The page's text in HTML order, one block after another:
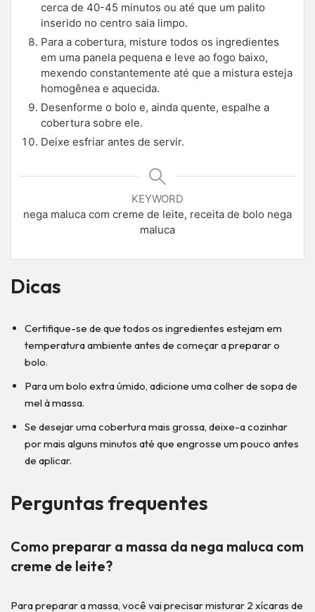
cerca de 40-45 minutos ou até que um palito
inserido no centro saia limpo.
Para a cobertura, misture todos os ingredientes
em uma panela pequena e leve ao fogo baixo,
mexendo constantemente até que a mistura esteja
homogênea e aquecida.
Desenforme o bolo e, ainda quente, espalhe a
cobertura sobre ele.
Deixe esfriar antes de servir.
KEYWORD
nega maluca com creme de leite, receita de bolo nega
maluca
Dicas
Certifique-se de que todos os ingredientes estejam em
temperatura ambiente antes de começar a preparar o
bolo.
Para um bolo extra úmido, adicione uma colher de sopa de
mel à massa.
Se desejar uma cobertura mais grossa, deixe-a cozinhar
por mais alguns minutos até que engrosse um pouco antes
de aplicar.
Perguntas frequentes
Como preparar a massa da nega maluca com
creme de leite?
Para preparar a massa, você vai precisar misturar 2 xícaras de